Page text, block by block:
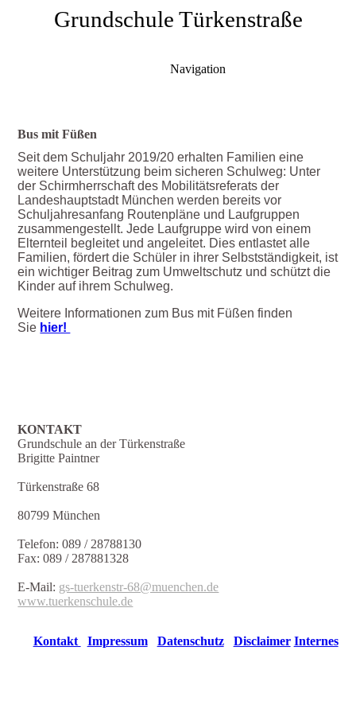
Grundschule Türkenstraße
Navigation
Bus mit Füßen
Seit dem Schuljahr 2019/20 erhalten Familien eine
weitere Unterstützung beim sicheren Schulweg: Unter
der Schirmherrschaft des Mobilitätsreferats der
Landeshauptstadt München werden bereits vor
Schuljahresanfang Routenpläne und Laufgruppen
zusammengestellt. Jede Laufgruppe wird von einem
Elternteil begleitet und angeleitet. Dies entlastet alle
Familien, fördert die Schüler in ihrer Selbstständigkeit, ist
ein wichtiger Beitrag zum Umweltschutz und schützt die
Kinder auf ihrem Schulweg.
Weitere Informationen zum Bus mit Füßen finden
Sie hier!
KONTAKT
Grundschule an der Türkenstraße
Brigitte Paintner
Türkenstraße 68
80799 München
Telefon: 089 / 28788130
Fax: 089 / 287881328
E-Mail: gs-tuerkenstr-68@muenchen.de
www.tuerkenschule.de
Kontakt Impressum Datenschutz Disclaimer Internes